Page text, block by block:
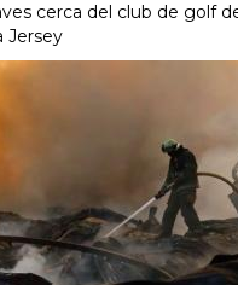
cerca del club de golf
Jersey